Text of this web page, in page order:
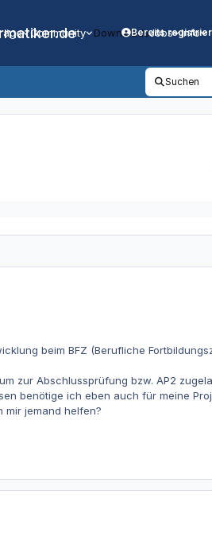
Community DownloadsJobs Info
Bereits
Suchen
beim BFZ (Berufliche
zur Abschlussprüfung bzw. AP2
benötige ich eben auch für meine
mir jemand helfen?